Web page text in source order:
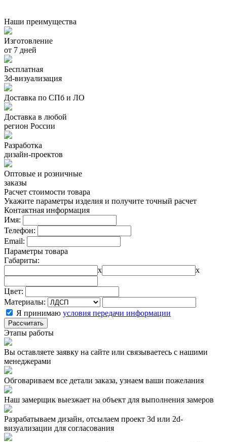
Наши преимущества
Изготовление
от 7 дней
Бесплатная
3d-визуализация
Доставка по СПб и ЛО
Доставка в любой
регион России
Разработка
дизайн-проектов
Оптовые и розничные
заказы
Расчет стоимости товара
Укажите параметры изделия и получите точный расчет
Контактная информация
Имя:
Телефон:
Email:
Параметры товара
Габариты:
x
x
Цвет:
Материалы:
Я принимаю условия передачи информации
Рассчитать
Этапы работы
Вы оставляете заявку на сайте или связываетесь с нашими
менеджерами
Обговариваем все детали заказа, узнаем ваши пожелания
Наш замерщик выезжает на объект для выполнения замеров
Разрабатываем дизайн, отсылаем проект 3d или 2d-
визуализации для согласования